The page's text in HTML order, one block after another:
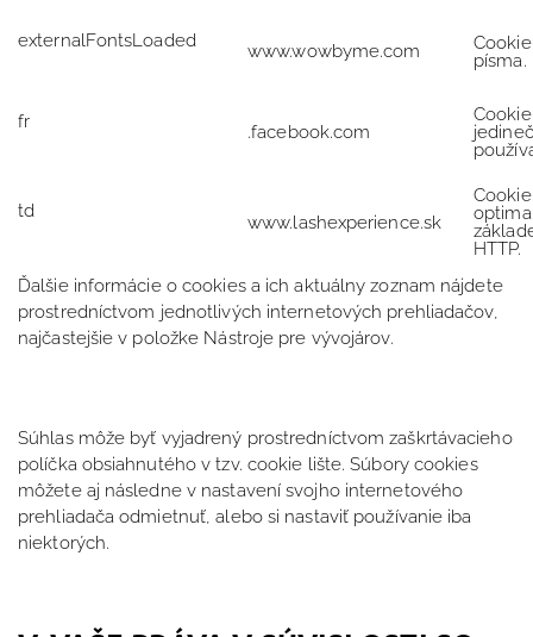
externalFontsLoaded www.wowbyme.com
písma.
fr .facebook.com
td
www.lashexperience.sk
HTTP.
Ďalšie informácie o cookies a ich aktuálny zoznam nájdete
prostredníctvom jednotlivých internetových prehliadačov,
najčastejšie v položke Nástroje pre vývojárov.
Súhlas môže byť vyjadrený prostredníctvom zaškrtávacieho
políčka obsiahnutého v tzv. cookie lište. Súbory cookies
môžete aj následne v nastavení svojho internetového
prehliadača odmietnuť, alebo si nastaviť používanie iba
niektorých.